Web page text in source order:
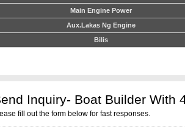
Main Engine Power
Aux.Lakas Ng Engine
Bilis